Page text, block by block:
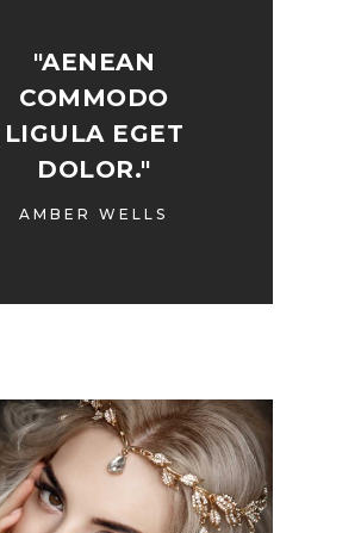
"AENEAN
COMMODO
LIGULA EGET
DOLOR."
AMBER WELLS